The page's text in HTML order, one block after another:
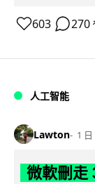
603 270
人工智能
Lawton 1 日
微軟刪走